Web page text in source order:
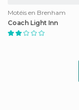
Motéis en Brenham
Coach Light Inn